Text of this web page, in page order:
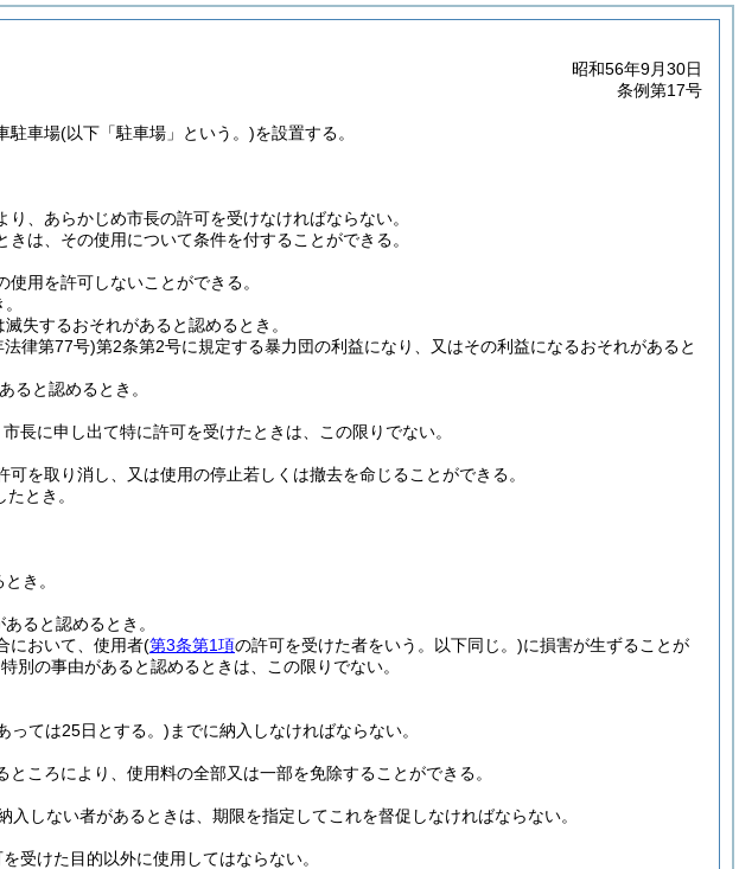
昭和56年9月30日
条例第17号
駐車場(以下「駐車場」という。)を設置する。
、あらかじめ市長の許可を受けなければならない。
は、その使用について条件を付することができる。
用を許可しないことができる。
失するおそれがあると認めるとき。
法律第77号)第2条第2号に規定する暴力団の利益になり、又はその利益になるおそれがあると
ると認めるとき。
長に申し出て特に許可を受けたときは、この限りでない。
を取り消し、又は使用の停止若しくは撤去を命じることができる。
とき。
き。
ると認めるとき。
において、使用者(第3条第1項の許可を受けた者をいう。以下同じ。)に損害が生ずることが
別の事由があると認めるときは、この限りでない。
っては25日とする。) までに納入しなければならない。
ころにより、使用料の全部又は一部を免除することができる。
入しない者があるときは、期限を指定してこれを督促しなければならない。
受けた目的以外に使用してはならない。